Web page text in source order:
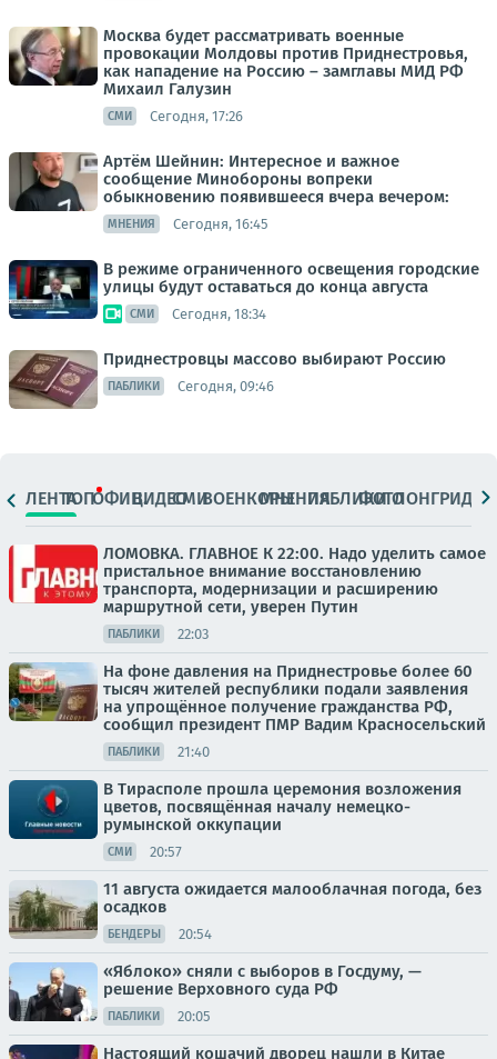
Москва будет рассматривать военные
провокации Молдовы против Приднестровья,
как нападение на Россию – замглавы МИД РФ
Михаил Галузин
СМИ Сегодня, 17:26
Артём Шейнин: Интересное и важное
сообщение Минобороны вопреки
обыкновению появившееся вчера вечером:
МНЕНИЯ Сегодня, 16:45
В режиме ограниченного освещения городские
улицы будут оставаться до конца августа
СМИ Сегодня, 18:34
Приднестровцы массово выбирают Россию
ПАБЛИКИ Сегодня, 09:46
ЛЕНТАТОПОФИЦ.ВИДЕОСМИВОЕНКОРЫМНЕНИЯПАБЛИКИ
ФОТОЛОНГРИДЫ
ЛОМОВКА. ГЛАВНОЕ К 22:00. Надо уделить самое
пристальное внимание восстановлению
транспорта, модернизации и расширению
маршрутной сети, уверен Путин
ПАБЛИКИ 22:03
На фоне давления на Приднестровье более 60
тысяч жителей республики подали заявления
на упрощённое получение гражданства РФ,
сообщил президент ПМР Вадим Красносельский
ПАБЛИКИ 21:40
В Тирасполе прошла церемония возложения
цветов, посвящённая началу немецко-
румынской оккупации
СМИ 20:57
11 августа ожидается малооблачная погода, без
осадков
БЕНДЕРЫ 20:54
«Яблоко» сняли с выборов в Госдуму, —
решение Верховного суда РФ
ПАБЛИКИ 20:05
Настоящий кошачий дворец нашли в Китае